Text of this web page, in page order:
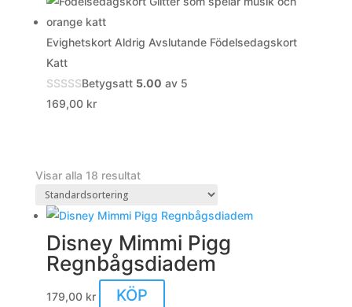
Evighetskort Aldrig Avslutande Födelsedagskort
Katt
Betygsatt 5.00 av 5
169,00 kr
Visar alla 18 resultat
Disney Mimmi Pigg
Regnbågsdiadem
179,00 kr KÖP